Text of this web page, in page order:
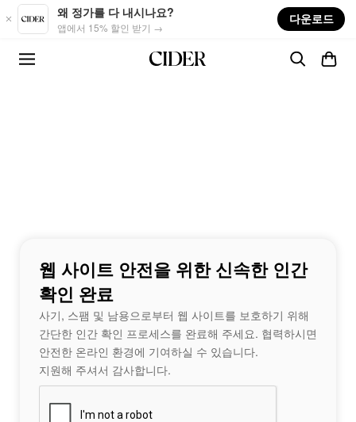
Skip to main content
왜 정가를 다 내시나요?
앱에서 15% 할인 받기 →
다운로드
웹 사이트 안전을 위한 신속한 인간
확인 완료
사기, 스팸 및 남용으로부터 웹 사이트를 보호하기 위해
간단한 인간 확인 프로세스를 완료해 주세요. 협력하시면
안전한 온라인 환경에 기여하실 수 있습니다.
지원해 주셔서 감사합니다.